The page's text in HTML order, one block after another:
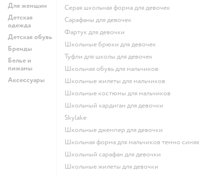
Для женщин
Детская
одежда
Детская обувь
Бренды
Белье и
пижамы
Аксессуары
Серая школьная форма для девочек
Сарафаны для девочек
Фартук для девочки
Школьные брюки для девочек
Туфли для школы для девочек
Школьная обувь для мальчиков
Школьные жилеты для мальчиков
Школьные костюмы для мальчиков
Школьный кардиган для девочки
Skylake
Школьные джемпер для девочки
Школьная форма для мальчиков темно синяя
Школьный сарафан для девочки
Школьные жилеты для девочки